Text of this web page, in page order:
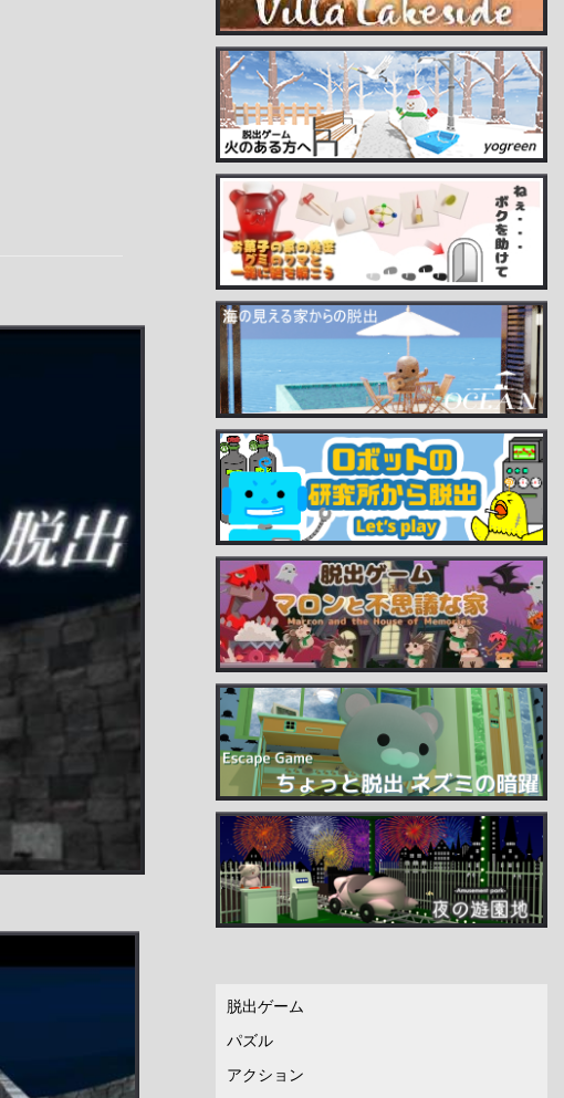
脱出ゲーム
パズル
アクション